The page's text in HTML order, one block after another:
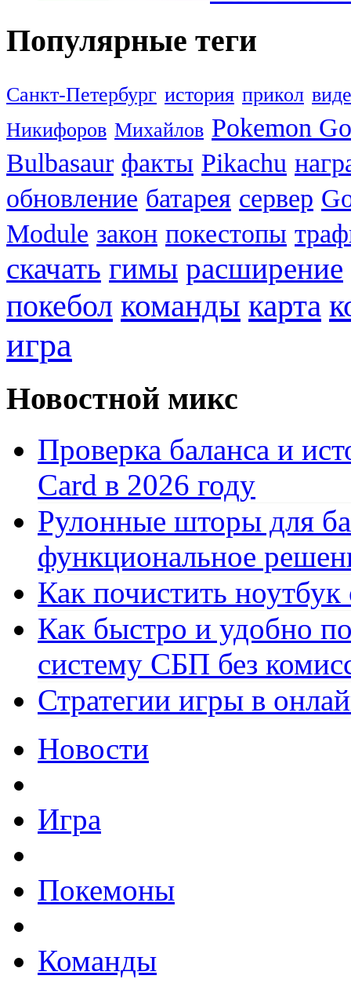
Популярные теги
Санкт-Петербург история прикол
Никифоров Михайлов Pokemon Go
Bulbasaur факты Pikachu
обновление батарея сервер
Module закон покестопы
скачать гимы расширение
покебол команды карта
игра
Новостной микс
Проверка баланса и
Card в 2026 году
Рулонные шторы для
функциональное
Как почистить
Как быстро и удобно
систему СБП без
Стратегии игры в
Новости
Игра
Покемоны
Команды